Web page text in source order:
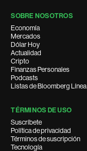
SOBRE NOSOTROS
Economía
Mercados
Dólar Hoy
Actualidad
Cripto
Finanzas Personales
Podcasts
Listas de Bloomberg Línea
TÉRMINOS DE USO
Suscríbete
Política de privacidad
Términos de suscripción
Tecnología